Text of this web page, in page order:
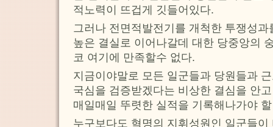
적노력이 뜨겁게 깃들어있다.
그러나 전면적발전기를 개척한 투쟁성
높은 결실로 이어나갈데 대한 당중앙의
코 여기에 만족할수 없다.
지금이야말로 모든 일군들과 당원들과
국심을 검증받겠다는 비상한 결심을 안
매일매일 뚜렷한 실적을 기록해나가야
누구보다도 혁명의 지휘성원인 일군들